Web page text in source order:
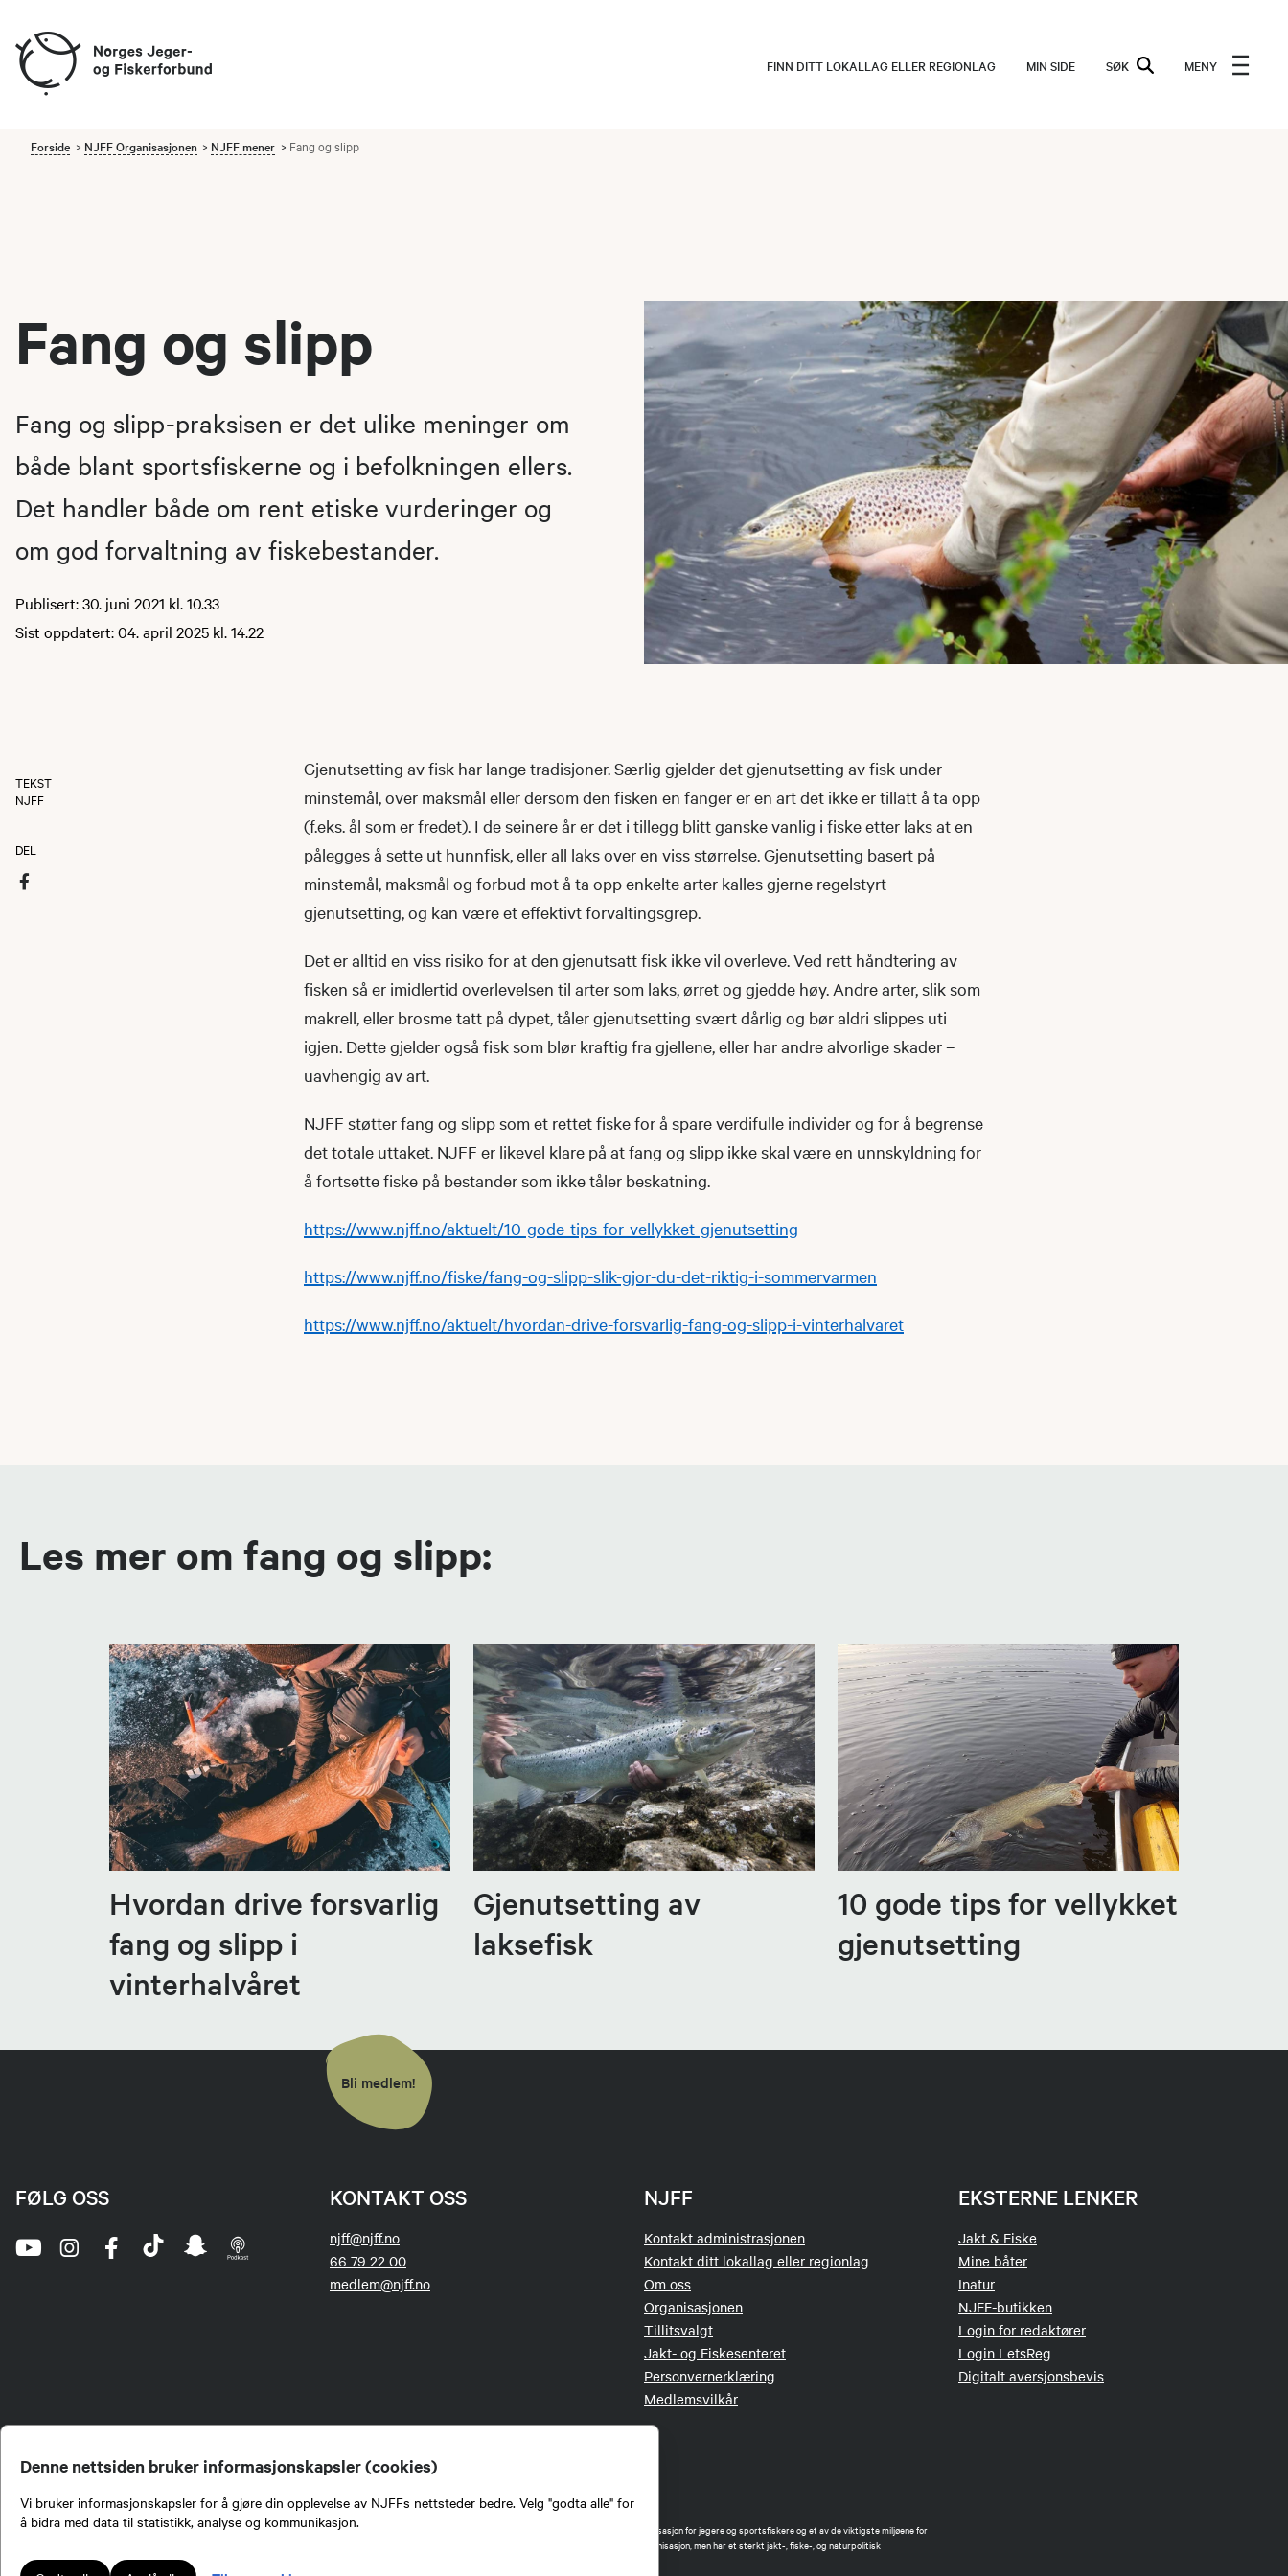
Denne nettsiden bruker informasjonskapsler (cookies)
Vi bruker informasjonskapsler for å gjøre din opplevelse av NJFFs nettsteder bedre. Velg "godta alle" for
å bidra med data til statistikk, analyse og kommunikasjon.
FINN DITT LOKALLAG ELLER REGIONLAG MIN SIDE SØK MENY
Forside NJFF Organisasjonen NJFF mener Fang og slipp
Fang og slipp
Fang og slipp-praksisen er det ulike meninger om
både blant sportsfiskerne og i befolkningen ellers.
Det handler både om rent etiske vurderinger og
om god forvaltning av fiskebestander.
Publisert: 30. juni 2021 kl. 10.33
Sist oppdatert: 04. april 2025 kl. 14.22
TEKST
NJFF
DEL
Gjenutsetting av fisk har lange tradisjoner. Særlig gjelder det gjenutsetting av fisk under
minstemål, over maksmål eller dersom den fisken en fanger er en art det ikke er tillatt å ta opp
(f.eks. ål som er fredet). I de seinere år er det i tillegg blitt ganske vanlig i fiske etter laks at en
pålegges å sette ut hunnfisk, eller all laks over en viss størrelse. Gjenutsetting basert på
minstemål, maksmål og forbud mot å ta opp enkelte arter kalles gjerne regelstyrt
gjenutsetting, og kan være et effektivt forvaltingsgrep.
Det er alltid en viss risiko for at den gjenutsatt fisk ikke vil overleve. Ved rett håndtering av
fisken så er imidlertid overlevelsen til arter som laks, ørret og gjedde høy. Andre arter, slik som
makrell, eller brosme tatt på dypet, tåler gjenutsetting svært dårlig og bør aldri slippes uti
igjen. Dette gjelder også fisk som blør kraftig fra gjellene, eller har andre alvorlige skader –
uavhengig av art.
NJFF støtter fang og slipp som et rettet fiske for å spare verdifulle individer og for å begrense
det totale uttaket. NJFF er likevel klare på at fang og slipp ikke skal være en unnskyldning for
å fortsette fiske på bestander som ikke tåler beskatning.
https://www.njff.no/aktuelt/10-gode-tips-for-vellykket-gjenutsetting
https://www.njff.no/fiske/fang-og-slipp-slik-gjor-du-det-riktig-i-sommervarmen
https://www.njff.no/aktuelt/hvordan-drive-forsvarlig-fang-og-slipp-i-vinterhalvaret
Les mer om fang og slipp:
Hvordan drive forsvarlig
fang og slipp i
vinterhalvåret
Gjenutsetting av
laksefisk
10 gode tips for vellykket
gjenutsetting
Bli medlem!
KONTAKT OSS
njff@njff.no
66 79 22 00
medlem@njff.no
NJFF
Kontakt administrasjonen
Kontakt ditt lokallag eller regionlag
Om oss
Organisasjonen
Tillitsvalgt
Jakt- og Fiskesenteret
Personvernerklæring
Medlemsvilkår
EKSTERNE LENKER
Jakt & Fiske
Mine båter
Inatur
NJFF-butikken
Login for redaktører
Login LetsReg
Digitalt aversjonsbevis
FØLG OSS
Norges Jeger- og Fiskerforbund (NJFF) er landets eneste landsdekkende organisasjon for jegere og sportsfiskere og et av de viktigste miljøene for
formidling av kunnskap om jakt og fiske i Norge. Vi er en partipolitisk nøytral organisasjon, men har et sterkt jakt-, fiske-, og naturpolitisk